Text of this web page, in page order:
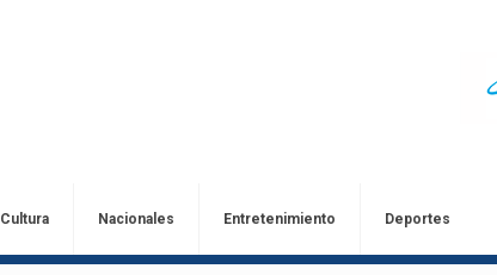
Cultura Nacionales Entretenimiento Deportes